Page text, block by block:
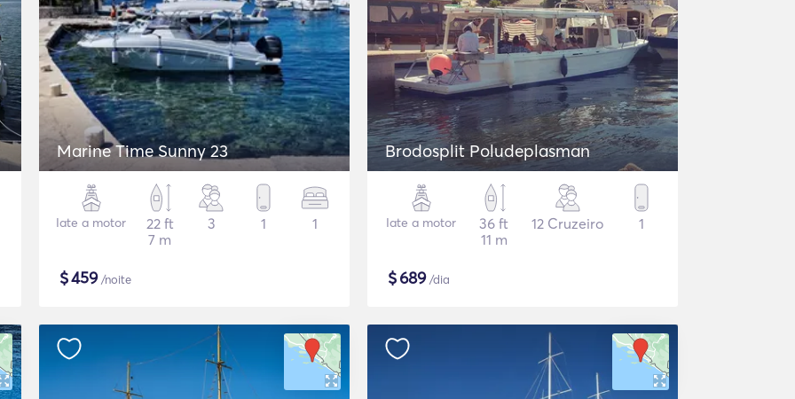
Marine Time Sunny 23
Iate a motor
22 ft
7 m
3 1 1
$459/noite
Brodosplit Poludeplasman
Iate a motor
36 ft
11 m
12 Cruzeiro 1
$689/dia